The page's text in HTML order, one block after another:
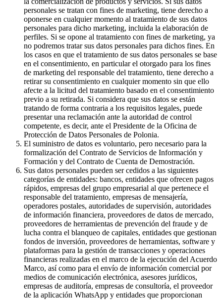
personales se tratan con fines de marketing, tiene derecho a
oponerse en cualquier momento al tratamiento de sus datos
personales para dicho marketing, incluida la elaboración de
perfiles. Si se opone al tratamiento con fines de marketing, ya
no podremos tratar sus datos personales para dichos fines. En
los casos en que el tratamiento de sus datos personales se base
en el consentimiento, en particular el otorgado para los fines
de marketing del responsable del tratamiento, tiene derecho a
retirar su consentimiento en cualquier momento sin que ello
afecte a la licitud del tratamiento basado en el consentimiento
previo a su retirada. Si considera que sus datos se están
tratando de forma contraria a los requisitos legales, puede
presentar una reclamación ante la autoridad de control
competente, es decir, ante el Presidente de la Oficina de
Protección de Datos Personales de Polonia.
El suministro de datos es voluntario, pero necesario para la
formalización del Contrato de Servicios de Información y
Formación y del Contrato de Cuenta de Demostración.
Sus datos personales pueden ser cedidos a las siguientes
categorías de entidades: bancos, entidades que ofrecen pagos
rápidos, empresas del grupo empresarial al que pertenece el
responsable del tratamiento, empresas de mensajería,
operadores postales, autoridades de supervisión, autoridades
de información financiera, proveedores de datos de mercado,
proveedores de herramientas de prevención del fraude y de
lucha contra el blanqueo de capitales, entidades que gestionan
fondos de inversión, proveedores de herramientas, software y
plataformas para la gestión de transacciones y operaciones
financieras realizadas en el marco de la ejecución del Acuerdo
Marco, así como para el envío de información comercial por
medios de comunicación electrónica, asesores jurídicos,
empresas de auditoría, empresas de consultoría, el proveedor
de la aplicación WhatsApp y entidades que proporcionan